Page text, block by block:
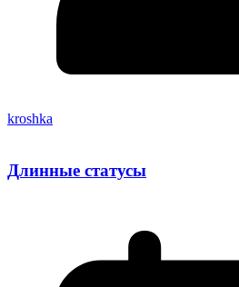
kroshka
Длинные статусы